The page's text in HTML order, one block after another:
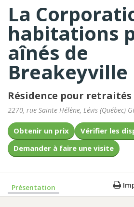
La
habitations
aînés de
Breakeyville
Résidence pour retraités
2270, rue Sainte-Hélène, Lévis (Québec)
Obtenir un prix
Vérifier les
Demander à faire une visite
Présentation